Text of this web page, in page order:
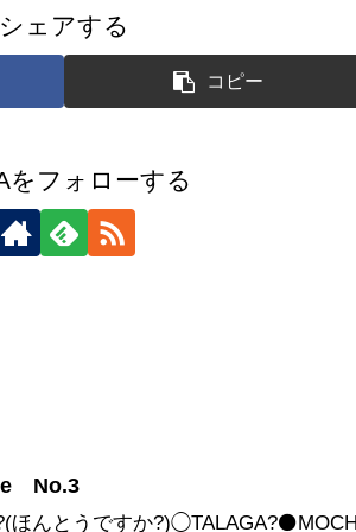
シェアする
コピー
をフォローする
No.3
ほんとうですか